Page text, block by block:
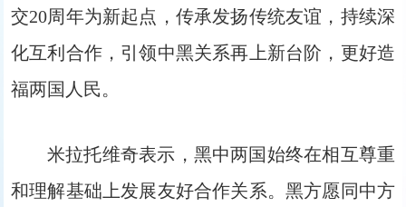
交20周年为新起点，传承发扬传统友谊，持续深
化互利合作，引领中黑关系再上新台阶，更好造
福两国人民。
米拉托维奇表示，黑中两国始终在相互尊重
和理解基础上发展友好合作关系。黑方愿同中方